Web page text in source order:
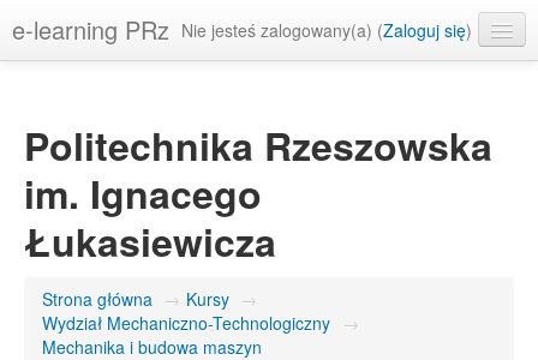
e-learning PRz Nie jesteś zalogowany(a) (Zaloguj się)
Politechnika Rzeszowska
im. Ignacego
Łukasiewicza
Strona główna → Kursy →
Wydział Mechaniczno-Technologiczny →
Mechanika i budowa maszyn